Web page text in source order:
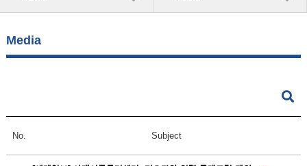
Media
No. Subject